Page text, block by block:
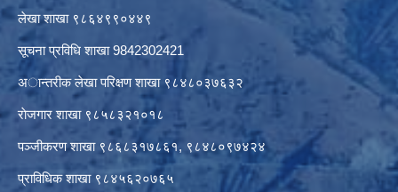
लेखा शाखा ९८६४९९०४४९
सूचना प्रविधि शाखा 9842302421
अान्तरीक लेखा परिक्षण शाखा ९८४८०३७६३२
राेजगार शाखा ९८५८३२१०१८
पञ्जीकरण शाखा ९८६८३१७८६१, ९८४८०९७४२४
प्राविधिक शाखा ९८४५६२०७६५